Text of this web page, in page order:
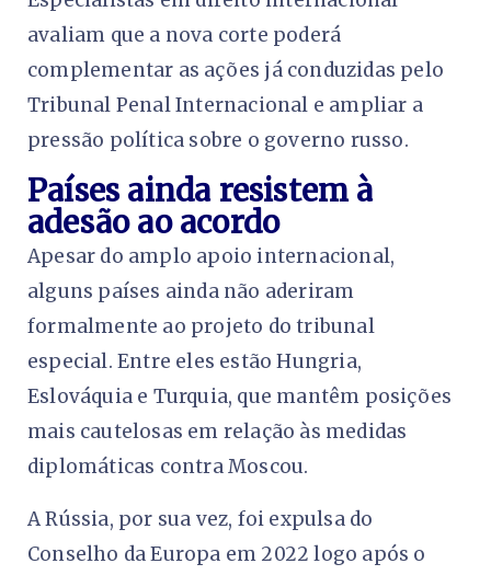
avaliam que a nova corte poderá
complementar as ações já conduzidas pelo
Tribunal Penal Internacional e ampliar a
pressão política sobre o governo russo.
Países ainda resistem à
adesão ao acordo
Apesar do amplo apoio internacional,
alguns países ainda não aderiram
formalmente ao projeto do tribunal
especial. Entre eles estão Hungria,
Eslováquia e Turquia, que mantêm posições
mais cautelosas em relação às medidas
diplomáticas contra Moscou.
A Rússia, por sua vez, foi expulsa do
Conselho da Europa em 2022 logo após o